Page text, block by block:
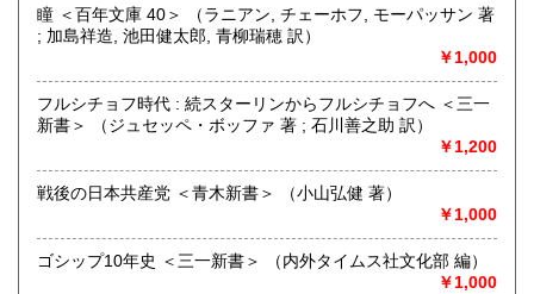
哲学宗教、歴史、社会科学、趣味、古書一般（その他）
瞳 ＜百年文庫 40＞ （ラニアン, チェーホフ, モーパッサン 著
; 加島祥造, 池田健太郎, 青柳瑞穂 訳）
￥1,000
フルシチョフ時代 : 続スターリンからフルシチョフへ ＜三一
新書＞ （ジュセッペ・ボッファ 著 ; 石川善之助 訳）
￥1,200
戦後の日本共産党 ＜青木新書＞ （小山弘健 著）
￥1,000
ゴシップ10年史 ＜三一新書＞ （内外タイムス社文化部 編）
￥1,000